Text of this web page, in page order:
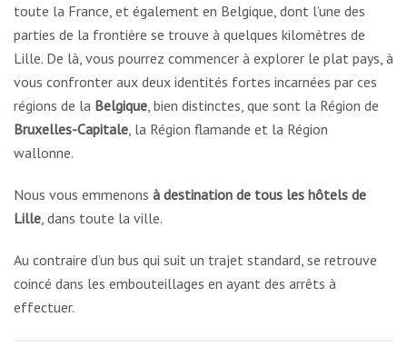
toute la France, et également en Belgique, dont l’une des
parties de la frontière se trouve à quelques kilomètres de
Lille. De là, vous pourrez commencer à explorer le plat pays, à
vous confronter aux deux identités fortes incarnées par ces
régions de la Belgique , bien distinctes, que sont la Région de
Bruxelles-Capitale , la Région flamande et la Région
wallonne.
Nous vous emmenons à destination de tous les hôtels de
Lille , dans toute la ville.
Au contraire d’un bus qui suit un trajet standard, se retrouve
coincé dans les embouteillages en ayant des arrêts à
effectuer.